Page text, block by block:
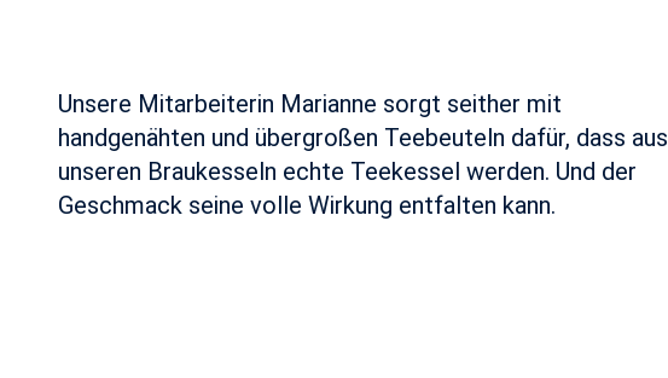
Unsere Mitarbeiterin Marianne sorgt seither mit
handgenähten und übergroßen Teebeuteln dafür, dass aus
unseren Braukesseln echte Teekessel werden. Und der
Geschmack seine volle Wirkung entfalten kann.